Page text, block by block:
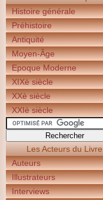
Histoire générale
Préhistoire
Antiquité
Moyen-Âge
Epoque Moderne
XIXè siècle
XXè siècle
XXIè siècle
Les Acteurs du Livre
Auteurs
Illustrateurs
Interviews